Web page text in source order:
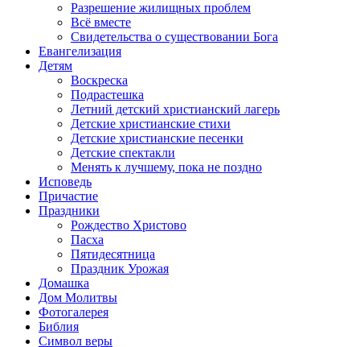
Разрешение жилищных проблем
Всё вместе
Свидетельства о существовании Бога
Евангелизация
Детям
Воскреска
Подрастешка
Летний детский христианский лагерь
Детские христианские стихи
Детские христианские песенки
Детские спектакли
Менять к лучшему, пока не поздно
Исповедь
Причастие
Праздники
Рождество Христово
Пасха
Пятидесятница
Праздник Урожая
Домашка
Дом Молитвы
Фотогалерея
Библия
Символ веры